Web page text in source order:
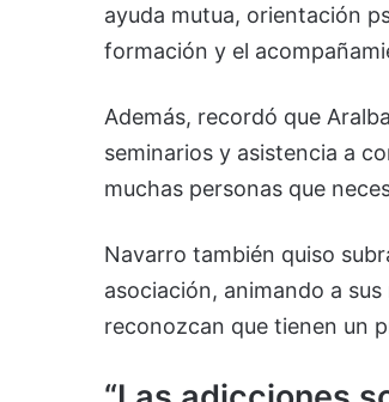
ayuda mutua, orientación
formación y el
Además, recordó que
seminarios y asistencia a
muchas personas que
Navarro también quiso
asociación, animando a
reconozcan que tienen un